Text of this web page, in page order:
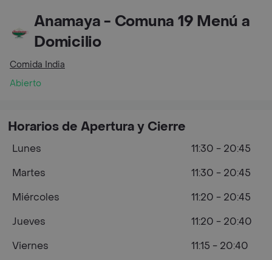
Anamaya - Comuna 19 Menú a
Domicilio
Comida India
Abierto
Horarios de Apertura y Cierre
Lunes
11:30 - 20:45
Martes
11:30 - 20:45
Miércoles
11:20 - 20:45
Jueves
11:20 - 20:40
Viernes
11:15 - 20:40